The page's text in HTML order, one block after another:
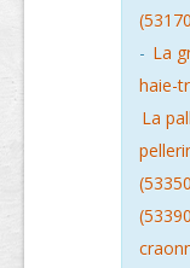
- La
haie-
La